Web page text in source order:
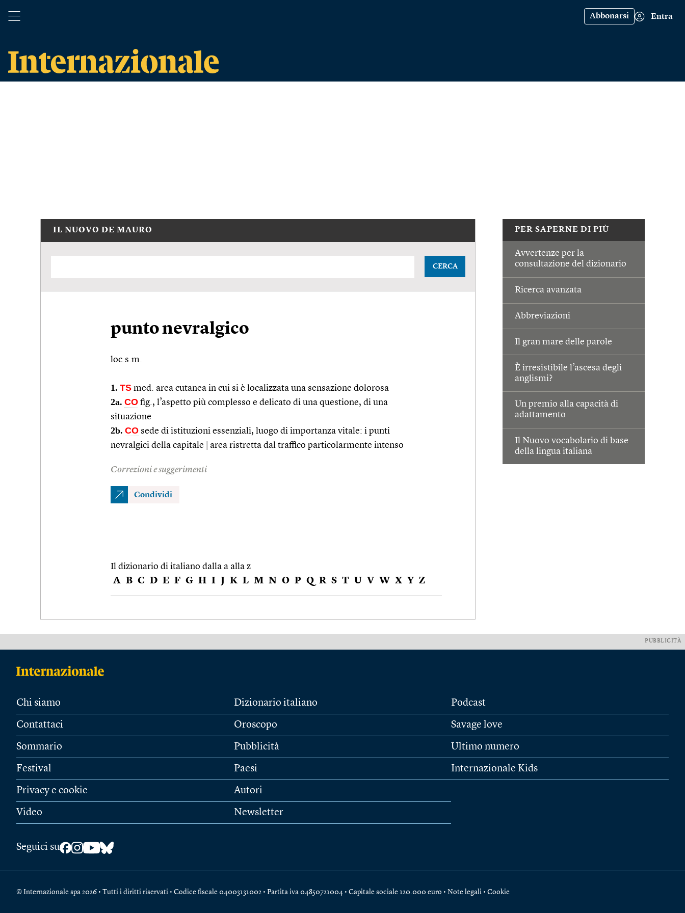
Abbonarsi Entra
PER SAPERNE DI PIÙ
Avvertenze per la
consultazione del dizionario
Ricerca avanzata
Abbreviazioni
Il gran mare delle parole
È irresistibile l’ascesa degli
anglismi?
Un premio alla capacità di
adattamento
Il Nuovo vocabolario di base
della lingua italiana
IL NUOVO DE MAURO
CERCA
punto nevralgico
loc.s.m.
1. TS med. area cutanea in cui si è localizzata una sensazione dolorosa
2a. CO fig., l’aspetto più complesso e delicato di una questione, di una
situazione
2b. CO sede di istituzioni essenziali, luogo di importanza vitale: i punti
nevralgici della capitale
area ristretta dal traffico particolarmente intenso
Correzioni e suggerimenti
Condividi
Il dizionario di italiano dalla a alla z
A B C D E F G H I J K L M N O P Q R S T U V W X Y Z
PUBBLICITÀ
Chi siamo
Contattaci
Sommario
Festival
Privacy e cookie
Video
Dizionario italiano
Oroscopo
Pubblicità
Paesi
Autori
Newsletter
Podcast
Savage love
Ultimo numero
Internazionale Kids
Seguici su
© Internazionale spa 2026 • Tutti i diritti riservati • Codice fiscale 04003131002 • Partita iva 04850721004 • Capitale sociale 120.000 euro • Note legali • Cookie